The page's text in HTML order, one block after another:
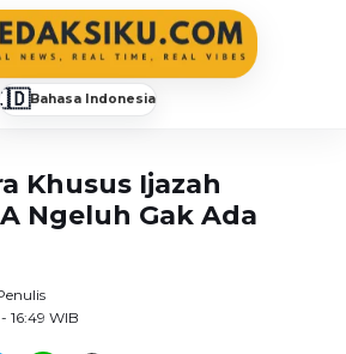
🇮🇩Bahasa Indonesia
Khusus Ijazah
Ngeluh Gak Ada
- 16:49 WIB